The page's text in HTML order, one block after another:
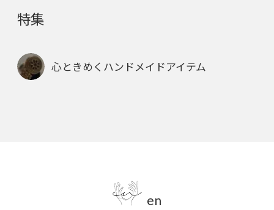
特集
心ときめくハンドメイドアイテム
en